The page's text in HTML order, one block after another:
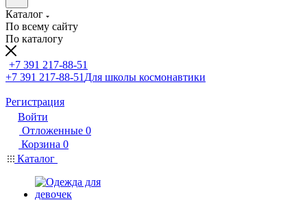
Каталог
По всему сайту
По каталогу
+7 391 217-88-51
+7 391 217-88-51 Для школы космонавтики
Регистрация
Войти
Отложенные 0
Корзина 0
Каталог